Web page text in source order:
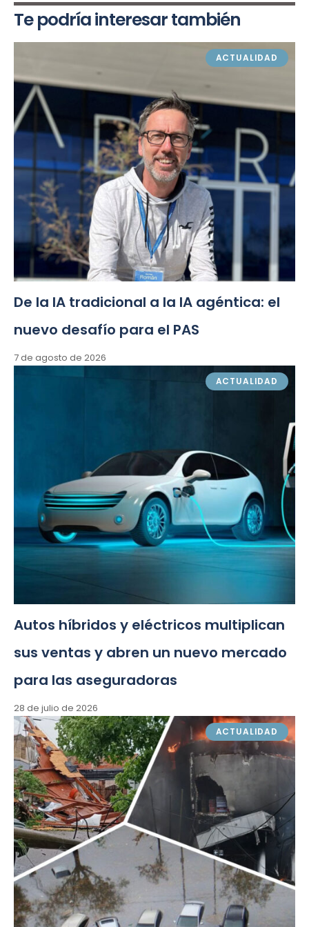
Te podría interesar también
ACTUALIDAD
De la IA tradicional a la IA agéntica: el
nuevo desafío para el PAS
7 de agosto de 2026
ACTUALIDAD
Autos híbridos y eléctricos multiplican
sus ventas y abren un nuevo mercado
para las aseguradoras
28 de julio de 2026
ACTUALIDAD